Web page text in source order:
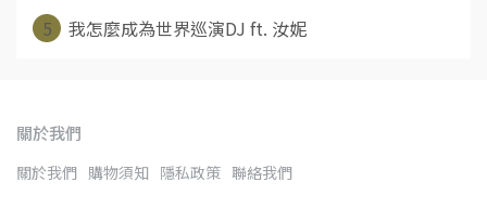
5
我怎麼成為世界巡演DJ ft. 汝妮
關於我們
關於我們 購物須知 隱私政策 聯絡我們